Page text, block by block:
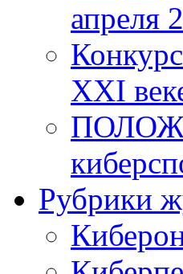
апреля
XXI
Рубрики